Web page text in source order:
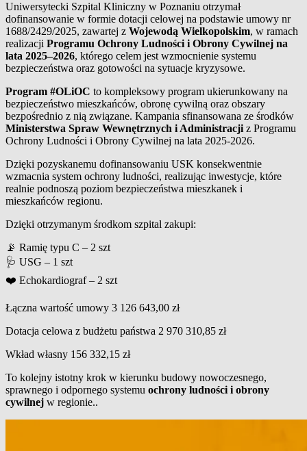
Uniwersytecki Szpital Kliniczny w Poznaniu otrzymał
dofinansowanie w formie dotacji celowej na podstawie umowy nr
1688/2429/2025, zawartej z Wojewodą Wielkopolskim, w ramach
realizacji Programu Ochrony Ludności i Obrony Cywilnej na
lata 2025–2026, którego celem jest wzmocnienie systemu
bezpieczeństwa oraz gotowości na sytuacje kryzysowe.
Program #OLiOC to kompleksowy program ukierunkowany na
bezpieczeństwo mieszkańców, obronę cywilną oraz obszary
bezpośrednio z nią związane. Kampania sfinansowana ze środków
Ministerstwa Spraw Wewnętrznych i Administracji z Programu
Ochrony Ludności i Obrony Cywilnej na lata 2025-2026.
Dzięki pozyskanemu dofinansowaniu USK konsekwentnie
wzmacnia system ochrony ludności, realizując inwestycje, które
realnie podnoszą poziom bezpieczeństwa mieszkanek i
mieszkańców regionu.
Dzięki otrzymanym środkom szpital zakupi:
📡 Ramię typu C – 2 szt
🩺 USG – 1 szt
❤️ Echokardiograf – 2 szt
Łączna wartość umowy 3 126 643,00 zł
Dotacja celowa z budżetu państwa 2 970 310,85 zł
Wkład własny 156 332,15 zł
To kolejny istotny krok w kierunku budowy nowoczesnego,
sprawnego i odpornego systemu ochrony ludności i obrony
cywilnej w regionie..